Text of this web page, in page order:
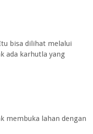
bisa dilihat melalui
ada karhutla yang
membuka lahan dengan